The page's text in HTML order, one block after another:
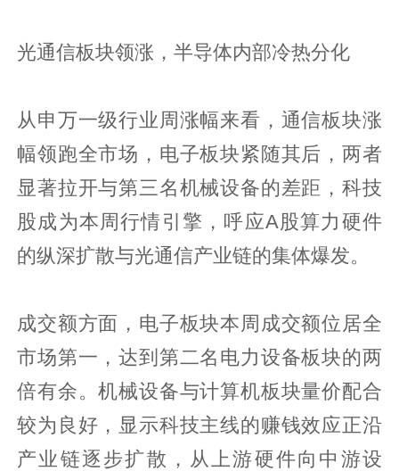
光通信板块领涨，半导体内部冷热分化
从申万一级行业周涨幅来看，通信板块涨
幅领跑全市场，电子板块紧随其后，两者
显著拉开与第三名机械设备的差距，科技
股成为本周行情引擎，呼应A股算力硬件
的纵深扩散与光通信产业链的集体爆发。
成交额方面，电子板块本周成交额位居全
市场第一，达到第二名电力设备板块的两
倍有余。机械设备与计算机板块量价配合
较为良好，显示科技主线的赚钱效应正沿
产业链逐步扩散，从上游硬件向中游设